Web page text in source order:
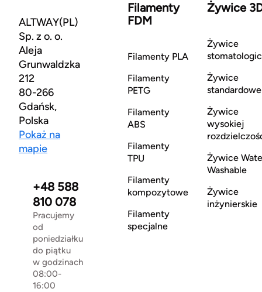
ALTWAY(PL)
Sp. z o. o.
Aleja
Grunwaldzka
212
80-266
Gdańsk,
Polska
Pokaż na
mapie
+48 588
810 078
Pracujemy
od
poniedziałku
do piątku
w godzinach
08:00-
16:00
Filamenty
FDM
Filamenty PLA
Filamenty
PETG
Filamenty
ABS
Filamenty
TPU
Filamenty
kompozytowe
Filamenty
specjalne
Żywice
Żywice
Żywice
standardowe
Żywice
wysokiej
Żywice
Washable
Żywice
inżynierskie